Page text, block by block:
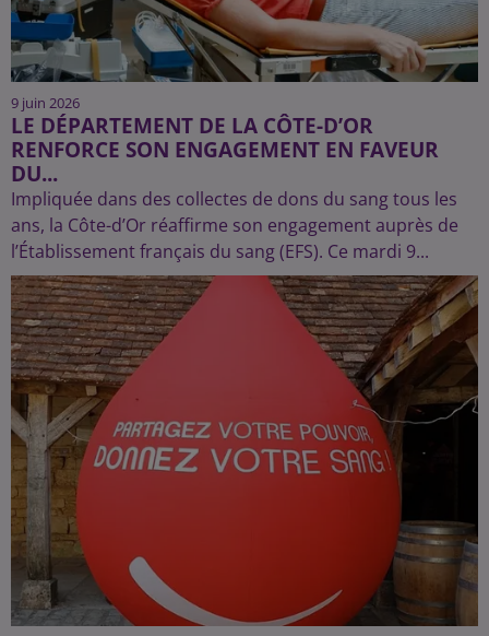
9 juin 2026
LE DÉPARTEMENT DE LA CÔTE-D’OR
RENFORCE SON ENGAGEMENT EN FAVEUR
DU...
Impliquée dans des collectes de dons du sang tous les
ans, la Côte-d’Or réaffirme son engagement auprès de
l’Établissement français du sang (EFS). Ce mardi 9...